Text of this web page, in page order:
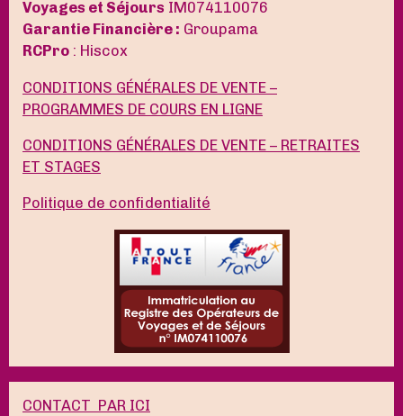
Voyages et Séjours IM074110076
Garantie Financière : Groupama
RCPro : Hiscox
CONDITIONS GÉNÉRALES DE VENTE –
PROGRAMMES DE COURS EN LIGNE
CONDITIONS GÉNÉRALES DE VENTE – RETRAITES
ET STAGES
Politique de confidentialité
CONTACT PAR ICI